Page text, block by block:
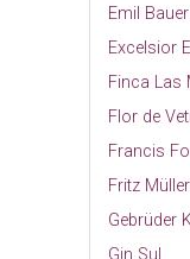
Emil Bauer
Excelsior
Finca Las
Flor de
Francis
Fritz Müller
Gebrüder
Gin Sul